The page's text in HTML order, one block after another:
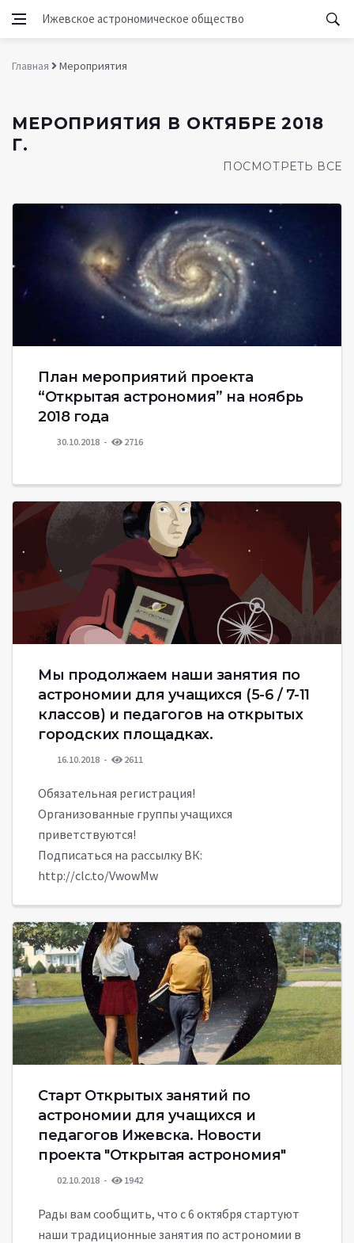
Ижевское астрономическое общество
Главная Мероприятия
МЕРОПРИЯТИЯ В ОКТЯБРЕ 2018
Г.
ПОСМОТРЕТЬ ВСЕ
План мероприятий проекта
“Открытая астрономия” на ноябрь
2018 года
30.10.2018 2716
Мы продолжаем наши занятия по
астрономии для учащихся (5-6 / 7-11
классов) и педагогов на открытых
городских площадках.
16.10.2018 2611
Обязательная регистрация!
Организованные группы учащихся
приветствуются!
Подписаться на рассылку ВК:
http://clc.to/VwowMw
Старт Открытых занятий по
астрономии для учащихся и
педагогов Ижевска. Новости
проекта "Открытая астрономия"
02.10.2018 1942
Рады вам сообщить, что с 6 октября стартуют
наши традиционные занятия по астрономии в